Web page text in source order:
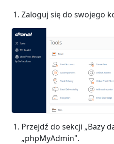
Zaloguj się do swojego
Przejdź do sekcji „Bazy
„phpMyAdmin".